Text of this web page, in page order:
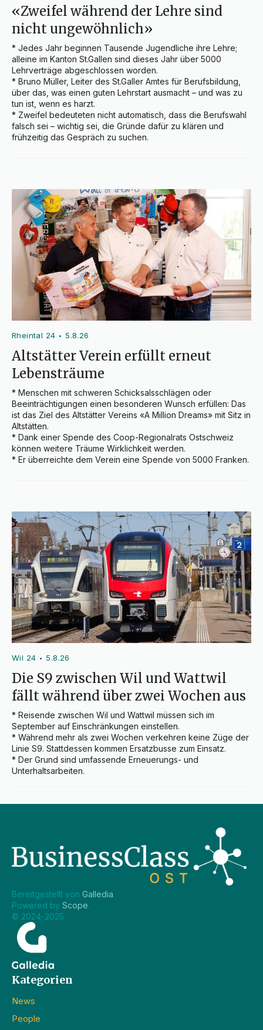
«Zweifel während der Lehre sind
nicht ungewöhnlich»
* Jedes Jahr beginnen Tausende Jugendliche ihre Lehre;
alleine im Kanton St.Gallen sind dieses Jahr über 5000
Lehrverträge abgeschlossen worden.
* Bruno Müller, Leiter des St.Galler Amtes für Berufsbildung,
über das, was einen guten Lehrstart ausmacht – und was zu
tun ist, wenn es harzt.
* Zweifel bedeuteten nicht automatisch, dass die Berufswahl
falsch sei – wichtig sei, die Gründe dafür zu klären und
frühzeitig das Gespräch zu suchen.
Rheintal 24 • 5.8.26
Altstätter Verein erfüllt erneut
Lebensträume
* Menschen mit schweren Schicksalsschlägen oder
Beeinträchtigungen einen besonderen Wunsch erfüllen: Das
ist das Ziel des Altstätter Vereins «A Million Dreams» mit Sitz in
Altstätten.
* Dank einer Spende des Coop-Regionalrats Ostschweiz
können weitere Träume Wirklichkeit werden.
* Er überreichte dem Verein eine Spende von 5000 Franken.
Wil 24 • 5.8.26
Die S9 zwischen Wil und Wattwil
fällt während über zwei Wochen aus
* Reisende zwischen Wil und Wattwil müssen sich im
September auf Einschränkungen einstellen.
* Während mehr als zwei Wochen verkehren keine Züge der
Linie S9. Stattdessen kommen Ersatzbusse zum Einsatz.
* Der Grund sind umfassende Erneuerungs- und
Unterhaltsarbeiten.
Bereitgestellt von Galledia.
Powered by Scope.
© 2024-2025
Kategorien
News
People